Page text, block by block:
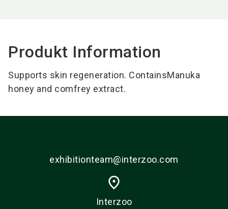
Produkt Information
Supports skin regeneration. ContainsManuka
honey and comfrey extract.
exhibitionteam@interzoo.com
place
Interzoo